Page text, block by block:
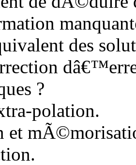
des
?
polation.
et